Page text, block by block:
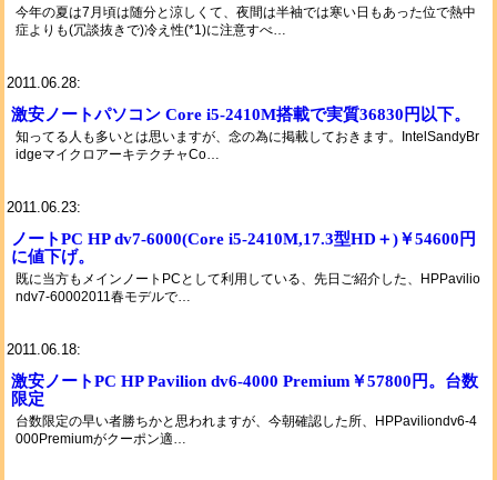
今年の夏は7月頃は随分と涼しくて、夜間は半袖では寒い日もあった位で熱中
症よりも(冗談抜きで)冷え性(*1)に注意すべ…
2011.06.28:
激安ノートパソコン Core i5-2410M搭載で実質36830円以下。
知ってる人も多いとは思いますが、念の為に掲載しておきます。IntelSandyBr
idgeマイクロアーキテクチャCo…
2011.06.23:
ノートPC HP dv7-6000(Core i5-2410M,17.3型HD＋)￥54600円
に値下げ。
既に当方もメインノートPCとして利用している、先日ご紹介した、HPPavilio
ndv7-60002011春モデルで…
2011.06.18:
激安ノートPC HP Pavilion dv6-4000 Premium￥57800円。台数
限定
台数限定の早い者勝ちかと思われますが、今朝確認した所、HPPaviliondv6-4
000Premiumがクーポン適…